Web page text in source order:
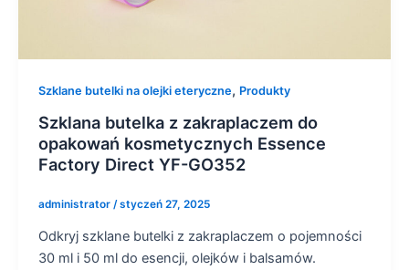
Szklane butelki na olejki eteryczne, Produkty
Szklana butelka z zakraplaczem do
opakowań kosmetycznych Essence
Factory Direct YF-GO352
administrator /styczeń 27, 2025
Odkryj szklane butelki z zakraplaczem o pojemności
30 ml i 50 ml do esencji, olejków i balsamów.